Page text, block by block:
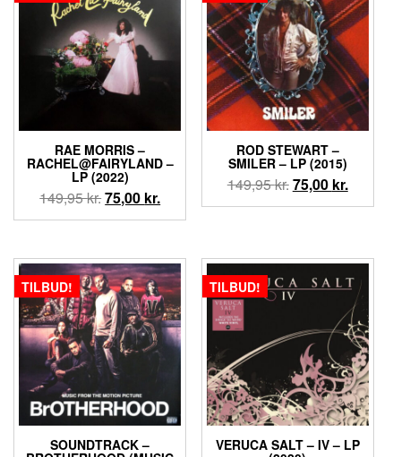
RAE MORRIS –
RACHEL@FAIRYLAND –
LP (2022)
149,95kr.Den
oprindelige
var:
149,95 kr..
75,00 kr.Den
aktuelle
er:
75,00 kr..
ROD STEWART –
SMILER – LP (2015)
149,95kr.Den
oprindelige
149,95 kr..
75,00 kr.Den
aktuelle
75,00
TILBUD!
SOUNDTRACK –
TILBUD!
VERUCA SALT – IV – LP